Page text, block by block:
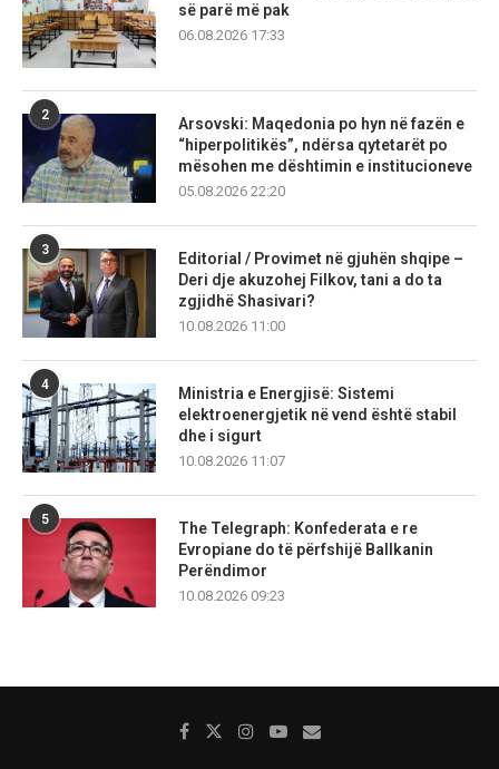
së parë më pak
06.08.2026 17:33
2
Arsovski: Maqedonia po hyn në fazën e
“hiperpolitikës”, ndërsa qytetarët po
mësohen me dështimin e institucioneve
05.08.2026 22:20
3
Editorial / Provimet në gjuhën shqipe –
Deri dje akuzohej Filkov, tani a do ta
zgjidhë Shasivari?
10.08.2026 11:00
4
Ministria e Energjisë: Sistemi
elektroenergjetik në vend është stabil
dhe i sigurt
10.08.2026 11:07
5
The Telegraph: Konfederata e re
Evropiane do të përfshijë Ballkanin
Perëndimor
10.08.2026 09:23